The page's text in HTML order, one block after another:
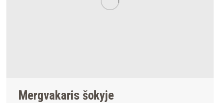
Mergvakaris šokyje